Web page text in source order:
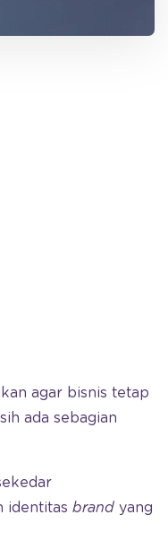
agar bisnis tetap
ada sebagian
identitas brand yang